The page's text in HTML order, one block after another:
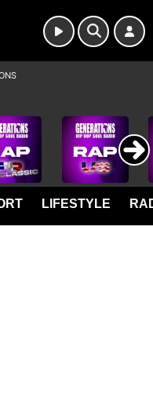
LIFESTYLE